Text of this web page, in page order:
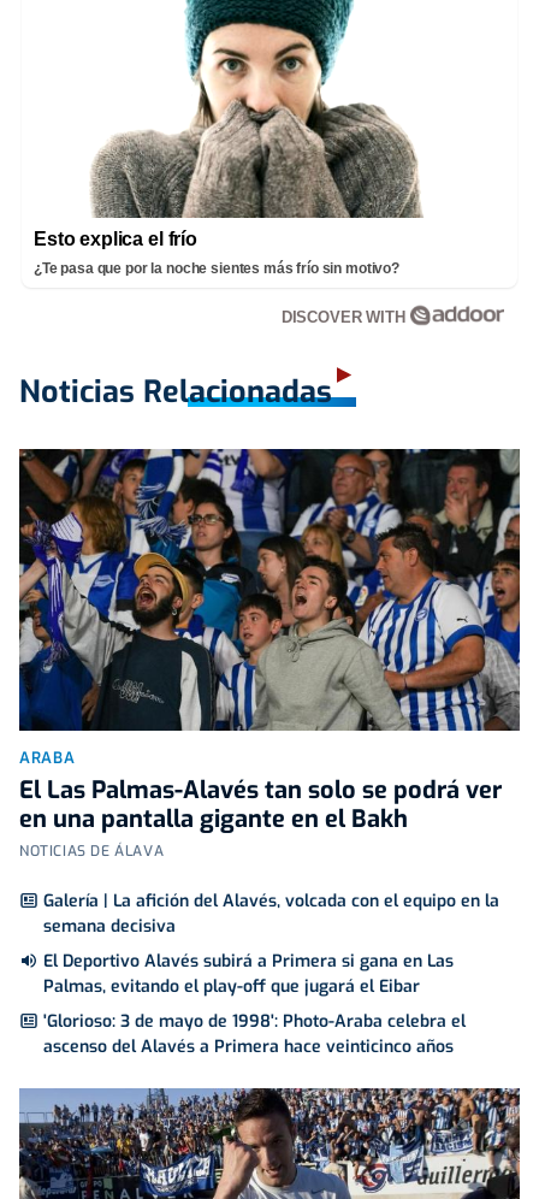
Esto explica el frío
¿Te pasa que por la noche sientes más frío sin motivo?
DISCOVER WITH
Noticias Relacionadas
ARABA
El Las Palmas-Alavés tan solo se podrá ver
en una pantalla gigante en el Bakh
NOTICIAS DE ÁLAVA
Galería | La afición del Alavés, volcada con el equipo en la
semana decisiva
El Deportivo Alavés subirá a Primera si gana en Las
Palmas, evitando el play-off que jugará el Eibar
'Glorioso: 3 de mayo de 1998': Photo-Araba celebra el
ascenso del Alavés a Primera hace veinticinco años